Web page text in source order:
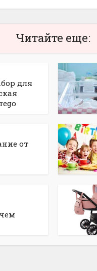
Читайте еще:
для
от